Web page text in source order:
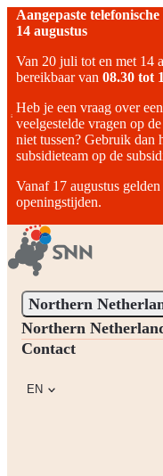
Aangepaste
14 augustus
Van 20 juli tot en met 14
bereikbaar van08.30 tot
Heb je een vraag over
veelgestelde vragen op
niet tussen? Gebruik dan
subsidieteam op de
Vanaf 17 augustus
openingstijden.
Northern
Northern
Contact
EN
Northern
We stimulate, facilitate,
that contribute to the